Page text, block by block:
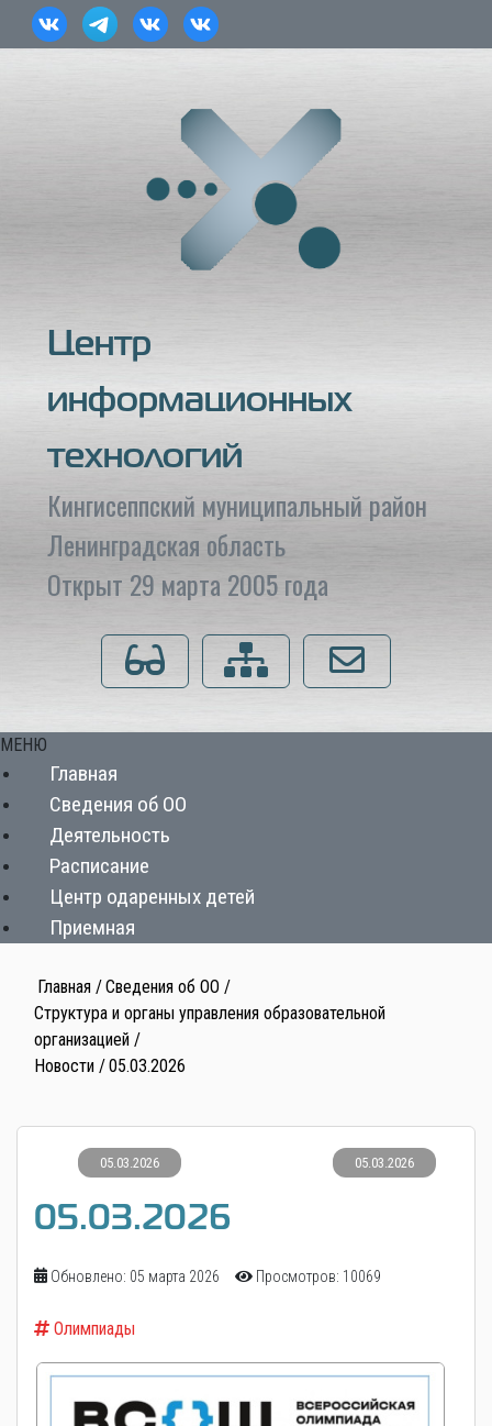
Центр
информационных
технологий
Кингисеппский муниципальный район
Ленинградская область
Открыт 29 марта 2005 года
Для слабовидящихКарта сайта Напишите нам
МЕНЮ
Главная
Сведения об ОО
Деятельность
Расписание
Центр одаренных детей
Приемная
Главная
Сведения об ОО
Структура и органы управления образовательной
организацией
Новости
05.03.2026
05.03.2026 05.03.2026
05.03.2026
Обновлено: 05 марта 2026 Просмотров: 10069
Олимпиады